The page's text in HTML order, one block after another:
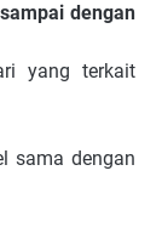
dengan
yang terkait
dengan